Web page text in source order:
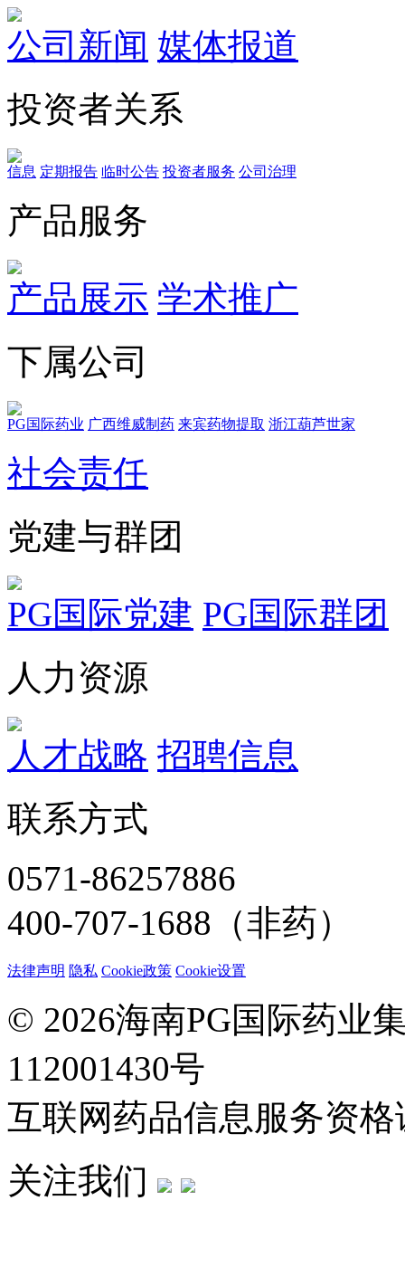
公司新闻 媒体报道
投资者关系
信息 定期报告 临时公告 投资者服务 公司治理
产品服务
产品展示 学术推广
下属公司
PG国际药业 广西维威制药 来宾药物提取 浙江葫芦世家
社会责任
党建与群团
PG国际党建 PG国际群团
人力资源
人才战略 招聘信息
联系方式
0571-86257886
400-707-1688（非药）
法律声明 隐私 Cookie政策 Cookie设置
© 2026海南PG国际药业
112001430号
互联网药品信息服务资
关注我们